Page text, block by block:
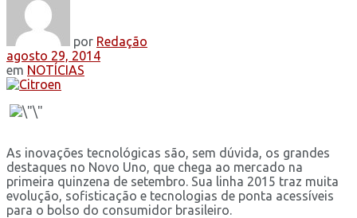
por Redação
agosto 29, 2014
em NOTÍCIAS
As inovações tecnológicas são, sem dúvida, os grandes
destaques no Novo Uno, que chega ao mercado na
primeira quinzena de setembro. Sua linha 2015 traz muita
evolução, sofisticação e tecnologias de ponta acessíveis
para o bolso do consumidor brasileiro.